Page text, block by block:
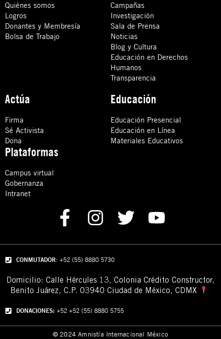
Quiénes somos
Logros
Donantes y Membresía
Bolsa de Trabajo
Campañas
Investigación
Sala de Prensa
Noticias
Blog y Cultura
Educación en Derechos
Humanos
Transparencia
Actúa
Firma
Sé Activista
Dona
Educación
Educación Presencial
Educación en Línea
Materiales Educativos
Plataformas
Campus virtual
Gobernanza
Intranet
CONMUTADOR: +52 (55) 8880 5730
Domicilio: Calle Hércules 13, Colonia Crédito Constructor,
Benito Juárez, C.P. 03940 Ciudad de México, CDMX
DONACIONES: +52 +52 (55) 8880 5755
© 2024 Amnistía Internacional México